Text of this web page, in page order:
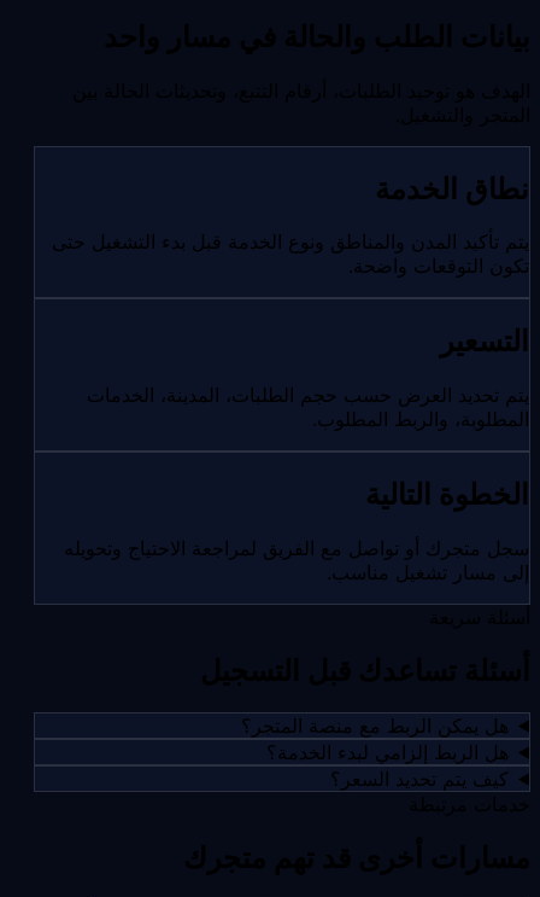
نطاق الخدمة
يتم تأكيد المدن والمناطق ونوع الخدمة قبل بدء التشغيل حتى
تكون التوقعات واضحة.
التسعير
يتم تحديد العرض حسب حجم الطلبات، المدينة، الخدمات
المطلوبة، والربط المطلوب.
الخطوة التالية
سجل متجرك أو تواصل مع الفريق لمراجعة الاحتياج وتحويله
إلى مسار تشغيل مناسب.
هل يمكن الربط مع منصة المتجر؟
هل الربط إلزامي لبدء الخدمة؟
كيف يتم تحديد السعر؟